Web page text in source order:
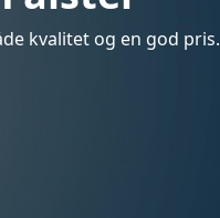
kvalitet og en god pris.